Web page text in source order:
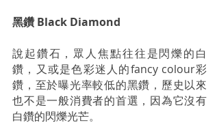
黑鑽 Black Diamond
說起鑽石，眾人焦點往往是閃爍的白
鑽，又或是色彩迷人的fancy colour彩
鑽，至於曝光率較低的黑鑽，歷史以來
也不是一般消費者的首選，因為它沒有
白鑽的閃爍光芒。